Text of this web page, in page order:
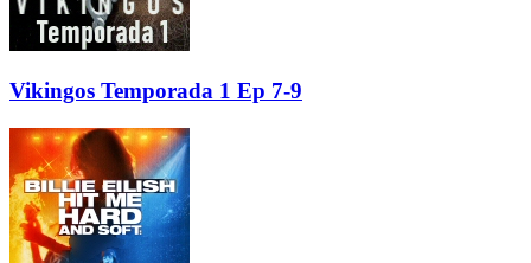
Vikingos Temporada 1 Ep 7-9